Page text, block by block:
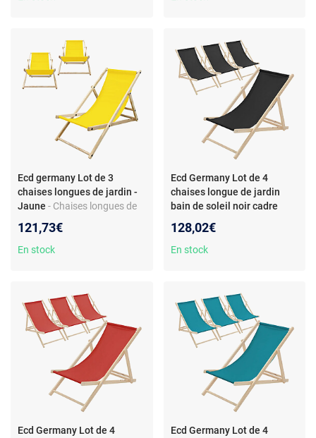
Ecd germany Lot de 3
chaises longues de jardin -
Jaune - Chaises longues de
pin - pliables - dossier
inclinable
121,73€
En stock
Ecd Germany Lot de 4
chaises longue de jardin
bain de soleil noir cadre
128,02€
En stock
Ecd Germany Lot de 4
Ecd Germany Lot de 4